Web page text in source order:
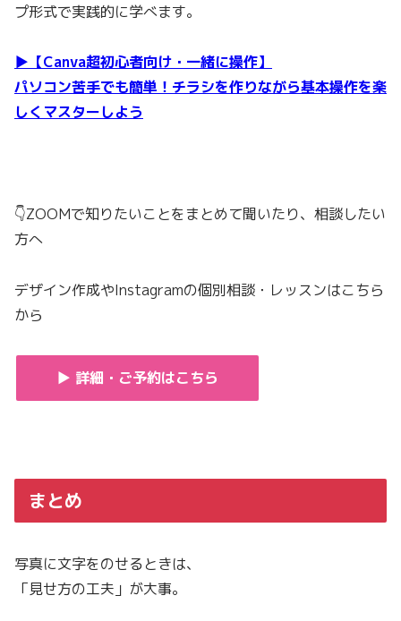
プ形式で実践的に学べます。
▶【Canva超初心者向け・一緒に操作】
パソコン苦手でも簡単！チラシを作りながら基本操作を楽
しくマスターしよう
👇ZOOMで知りたいことをまとめて聞いたり、相談したい
方へ
デザイン作成やInstagramの個別相談・レッスンはこちら
から
▶ 詳細・ご予約はこちら
まとめ
写真に文字をのせるときは、
「見せ方の工夫」が大事。